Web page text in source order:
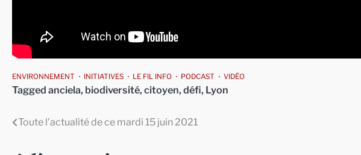
ENVIRONNEMENT INITIATIVES LE FIL INFO PODCAST VIDÉO
Tagged anciela, biodiversité, citoyen, défi, Lyon
Navigation
Toute l’actualité de ce mardi 15 juin 2021